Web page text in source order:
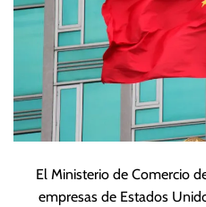
El Ministerio de Comercio
empresas de Estados